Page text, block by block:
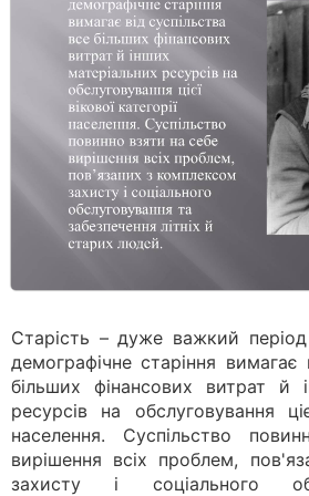
Старість – дуже важкий
демографічне старіння вимагає
більших фінансових витрат й
ресурсів на обслуговування
населення. Суспільство
вирішення всіх проблем,
захисту і соціального